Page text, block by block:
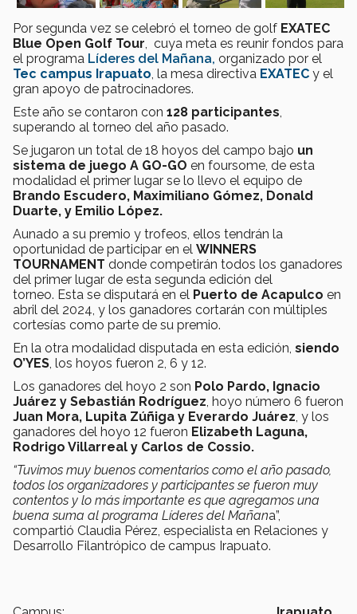
Por segunda vez se celebró el torneo de golf EXATEC
Blue Open Golf Tour , cuya meta es reunir fondos para
el programa Líderes del Mañana, organizado por el
Tec campus Irapuato , la mesa directiva EXATEC y el
gran apoyo de patrocinadores.
Este año se contaron con 128 participantes
superando al torneo del año pasado.
Se jugaron un total de 18 hoyos del campo bajo un
sistema de juego A GO-GO en foursome, de esta
modalidad el primer lugar se lo llevo el equipo de
Brando Escudero, Maximiliano Gómez, Donald
Duarte, y Emilio López.
Aunado a su premio y trofeos, ellos tendrán la
oportunidad de participar en el WINNERS
TOURNAMENT donde competirán todos los ganadores
del primer lugar de esta segunda edición del
torneo. Esta se disputará en el Puerto de Acapulco en
abril del 2024, y los ganadores cortarán con múltiples
cortesías como parte de su premio.
En la otra modalidad disputada en esta edición, siendo
O’YES , los hoyos fueron 2, 6 y 12.
Los ganadores del hoyo 2 son Polo Pardo, Ignacio
Juárez y Sebastián Rodríguez , hoyo número 6 fueron
Juan Mora, Lupita Zúñiga y Everardo Juárez , y los
ganadores del hoyo 12 fueron Elizabeth Laguna,
Rodrigo Villarreal y Carlos de Cossio.
“Tuvimos muy buenos comentarios como el año pasado,
todos los organizadores y participantes se fueron muy
contentos y lo más importante es que agregamos una
buena suma al programa Líderes del Mañana”,
compartió Claudia Pérez, especialista en Relaciones y
Desarrollo Filantrópico de campus Irapuato.